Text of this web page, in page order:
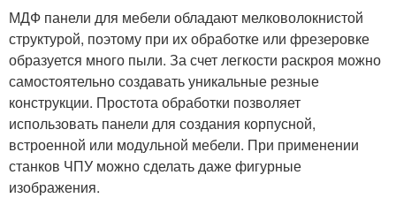
МДФ панели для мебели обладают мелковолокнистой
структурой, поэтому при их обработке или фрезеровке
образуется много пыли. За счет легкости раскроя можно
самостоятельно создавать уникальные резные
конструкции. Простота обработки позволяет
использовать панели для создания корпусной,
встроенной или модульной мебели. При применении
станков ЧПУ можно сделать даже фигурные
изображения.